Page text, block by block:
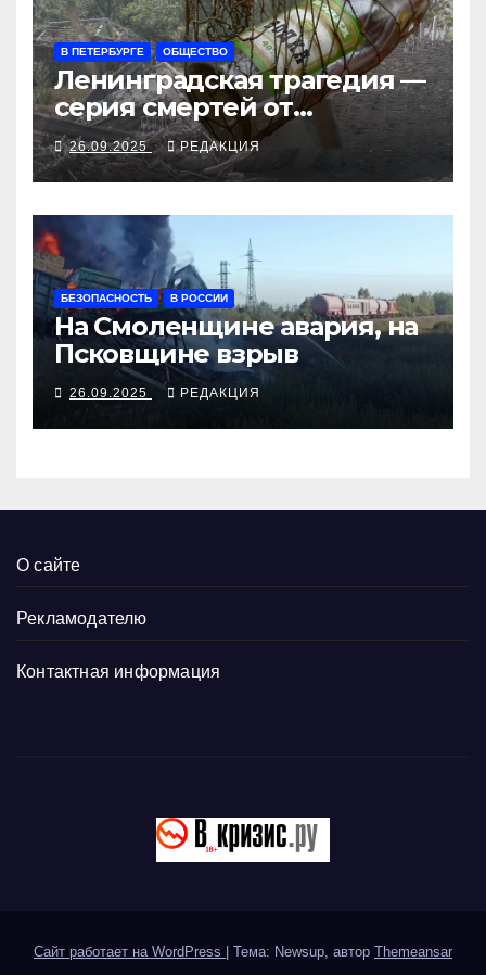
В ПЕТЕРБУРГЕ ОБЩЕСТВО
Ленинградская трагедия —
серия смертей от
алкосуррогата
26.09.2025 РЕДАКЦИЯ
БЕЗОПАСНОСТЬ В РОССИИ
На Смоленщине авария, на
Псковщине взрыв
26.09.2025 РЕДАКЦИЯ
О сайте
Рекламодателю
Контактная информация
Сайт работает на WordPress Тема: Newsup, автор Themeansar